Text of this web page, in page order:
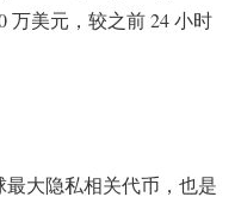
万美元，较之前 24 小时
大隐私相关代币，也是